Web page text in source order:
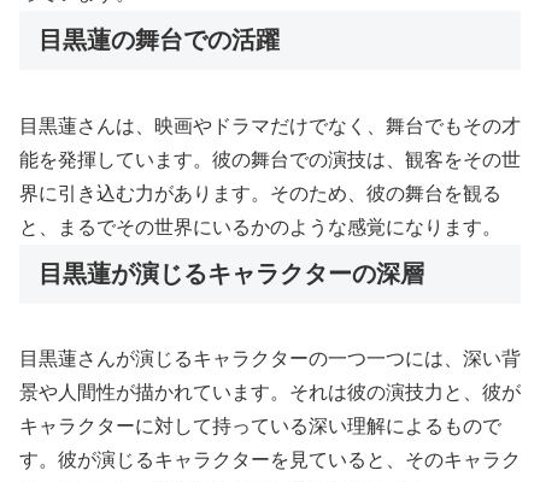
目黒蓮の舞台での活躍
目黒蓮さんは、映画やドラマだけでなく、舞台でもその才
能を発揮しています。彼の舞台での演技は、観客をその世
界に引き込む力があります。そのため、彼の舞台を観る
と、まるでその世界にいるかのような感覚になります。
目黒蓮が演じるキャラクターの深層
目黒蓮さんが演じるキャラクターの一つ一つには、深い背
景や人間性が描かれています。それは彼の演技力と、彼が
キャラクターに対して持っている深い理解によるもので
す。彼が演じるキャラクターを見ていると、そのキャラク